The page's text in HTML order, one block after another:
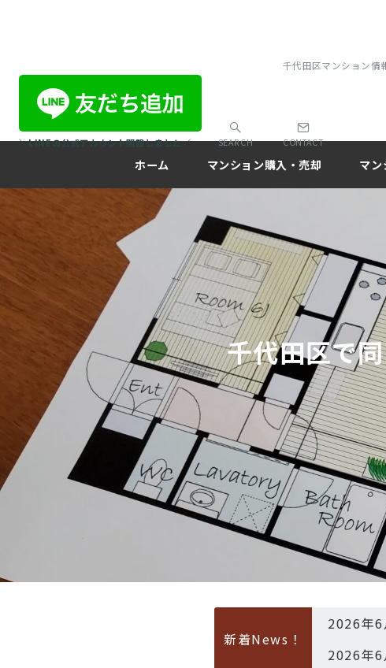
千代田区マンション情
＼LINEの公式アカウント開設しました／ SEARCH CONTACT
ホーム マンション購入・売却 マン
千代田区で
新着News！
2026年6
2026年6